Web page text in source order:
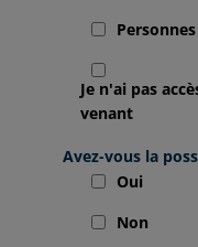
Je n'ai pas
venant
Avez-vous la
Oui
Non